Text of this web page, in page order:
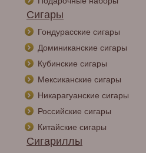
Сигары
Гондурасские сигары
Доминиканские сигары
Кубинские сигары
Мексиканские сигары
Никарагуанские сигары
Российские сигары
Китайские сигары
Сигариллы